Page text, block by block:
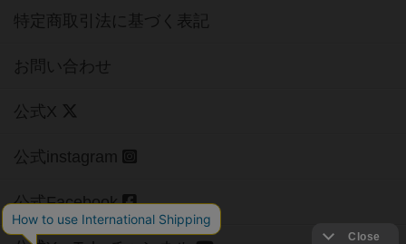
特定商取引法に基づく表記
お問い合わせ
公式X
公式instagram
公式Facebook